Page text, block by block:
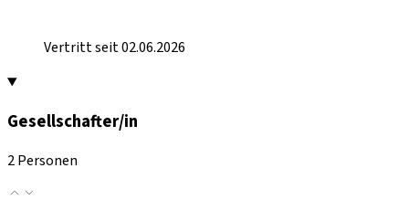
Vertritt seit 02.06.2026
Gesellschafter/in
2 Personen